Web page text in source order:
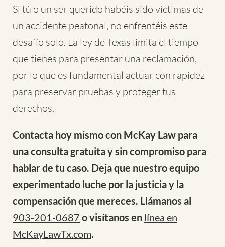
Si tú o un ser querido habéis sido víctimas de
un accidente peatonal, no enfrentéis este
desafío solo. La ley de Texas limita el tiempo
que tienes para presentar una reclamación,
por lo que es fundamental actuar con rapidez
para preservar pruebas y proteger tus
derechos.
Contacta hoy mismo con McKay Law para
una consulta gratuita y sin compromiso para
hablar de tu caso. Deja que nuestro equipo
experimentado luche por la justicia y la
compensación que mereces. Llámanos al
903-201-0687 o visítanos en línea en
McKayLawTx.com.